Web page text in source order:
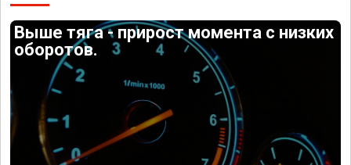
Выше тяга - прирост момента с низких
оборотов.